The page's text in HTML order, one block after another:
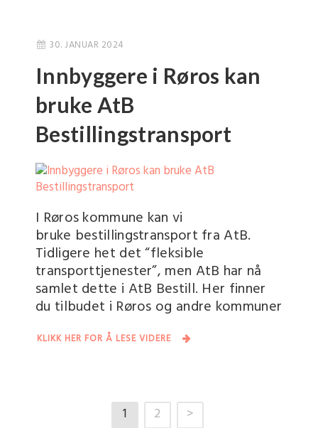
30. JANUAR 2024
Innbyggere i Røros kan
bruke AtB
Bestillingstransport
I Røros kommune kan vi
bruke bestillingstransport fra AtB.
Tidligere het det “fleksible
transporttjenester”, men AtB har nå
samlet dette i AtB Bestill. Her finner
du tilbudet i Røros og andre kommuner
KLIKK HER FOR Å LESE VIDERE
1 2 >